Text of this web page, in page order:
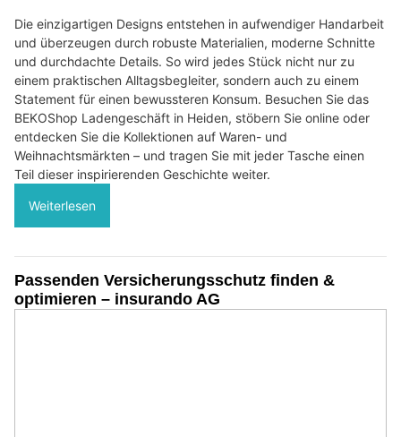
Die einzigartigen Designs entstehen in aufwendiger Handarbeit
und überzeugen durch robuste Materialien, moderne Schnitte
und durchdachte Details. So wird jedes Stück nicht nur zu
einem praktischen Alltagsbegleiter, sondern auch zu einem
Statement für einen bewussteren Konsum. Besuchen Sie das
BEKOShop Ladengeschäft in Heiden, stöbern Sie online oder
entdecken Sie die Kollektionen auf Waren- und
Weihnachtsmärkten – und tragen Sie mit jeder Tasche einen
Teil dieser inspirierenden Geschichte weiter.
Weiterlesen
Passenden Versicherungsschutz finden &
optimieren – insurando AG